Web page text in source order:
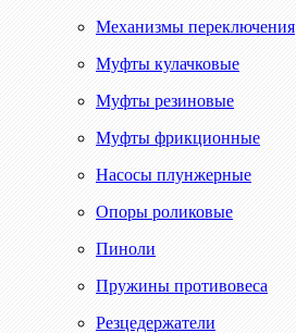
Механизмы переключения
Муфты кулачковые
Муфты резиновые
Муфты фрикционные
Насосы плунжерные
Опоры роликовые
Пиноли
Пружины противовеса
Резцедержатели